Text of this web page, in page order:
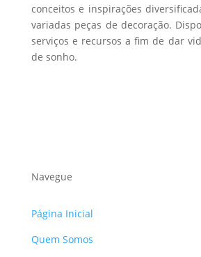
conceitos e inspirações
variadas peças de decoração.
serviços e recursos a fim de dar
de sonho.
Navegue
Página Inicial
Quem Somos